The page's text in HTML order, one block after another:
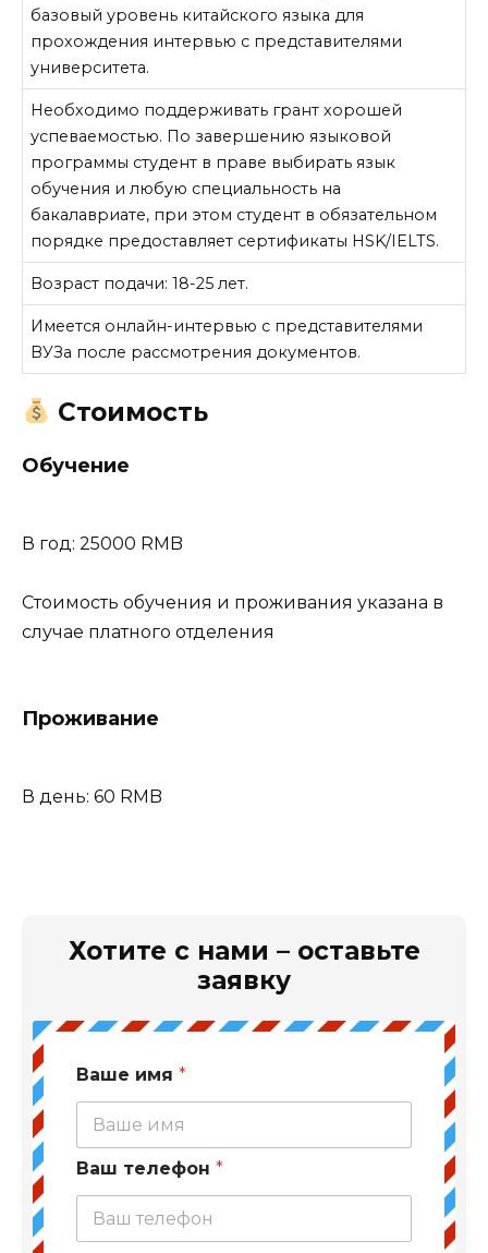
базовый уровень китайского языка для
прохождения интервью с представителями
университета.
Необходимо поддерживать грант хорошей
успеваемостью. По завершению языковой
программы студент в праве выбирать язык
обучения и любую специальность на
бакалавриате, при этом студент в обязательном
порядке предоставляет сертификаты HSK/IELTS.
Возраст подачи: 18-25 лет.
Имеется онлайн-интервью с представителями
ВУЗа после рассмотрения документов.
Стоимость
Обучение
В год: 25000 RMB
Стоимость обучения и проживания указана в
случае платного отделения
Проживание
В день: 60 RMB
Хотите с нами – оставьте
заявку
Ваше имя *
Ваш телефон *